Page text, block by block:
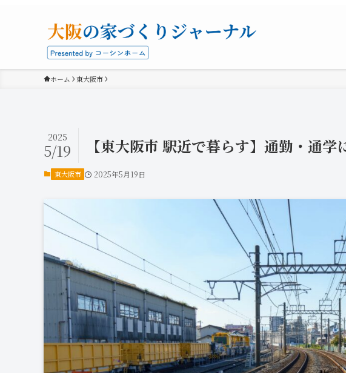
ホーム 東大阪市
【東大阪市 駅近で暮らす】通勤・通
2025
5/19
東大阪市 2025年5月19日